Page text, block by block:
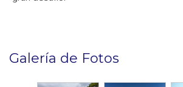
Galería de Fotos